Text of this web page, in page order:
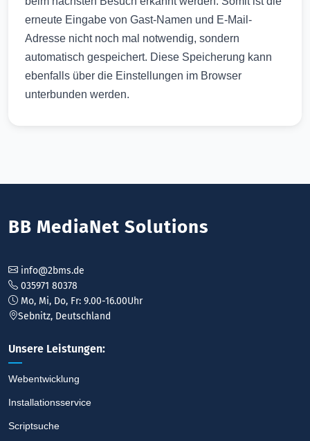
erneute Eingabe von Gast-Namen und E-Mail-
Adresse nicht noch mal notwendig, sondern
automatisch gespeichert. Diese Speicherung kann
ebenfalls über die Einstellungen im Browser
unterbunden werden.
BB MediaNet Solutions
info@2bms.de
035971 80378
Mo, Mi, Do, Fr: 9.00-16.00Uhr
Sebnitz, Deutschland
Unsere Leistungen:
Webentwicklung
Installationsservice
Scriptsuche